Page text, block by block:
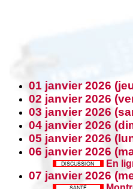
01 janvier 2026
02 janvier 2026
03 janvier 2026
04 janvier 2026
05 janvier 2026
06 janvier 2026
En
07 janvier 2026